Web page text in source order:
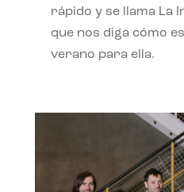
rápido y se llama La
que nos diga cómo
verano para ella.